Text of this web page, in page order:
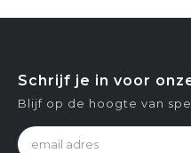
Schrijf je in voor
Blijf op de hoogte van